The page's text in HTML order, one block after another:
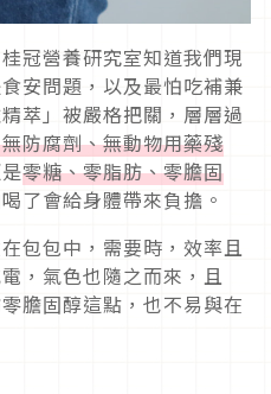
冠營養研究室知道我們現
安問題，以及最怕吃補兼
萃」被嚴格把關，層層過
防腐劑、無動物用藥殘
零糖、零脂肪、零膽固
了會給身體帶來負擔。
包包中，需要時，效率且
，氣色也隨之而來，且
膽固醇這點，也不易與在